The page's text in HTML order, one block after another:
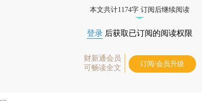
本文共计1174字 订阅后继续阅读
登录 后获取已订阅的阅读权限
财新通会员
可畅读全文
订阅/会员升级